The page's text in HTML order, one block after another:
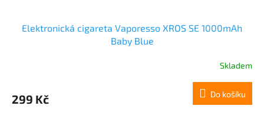
Elektronická cigareta Vaporesso XROS SE 1000mAh
Baby Blue
Skladem
299 Kč Do košíku